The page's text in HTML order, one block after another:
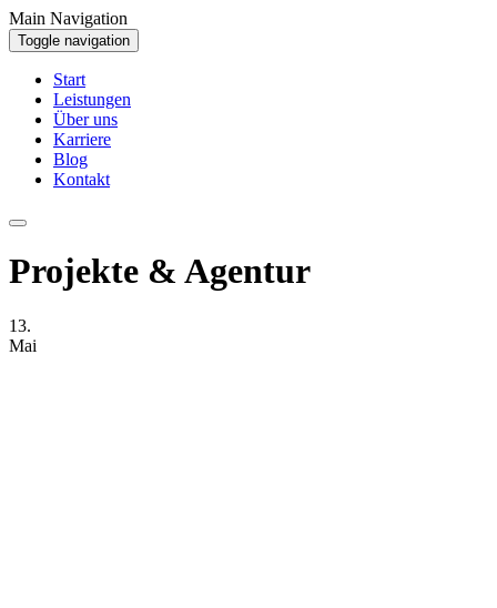
Main Navigation
Toggle navigation
Start
Leistungen
Über uns
Karriere
Blog
Kontakt
Projekte & Agentur
13.
Mai